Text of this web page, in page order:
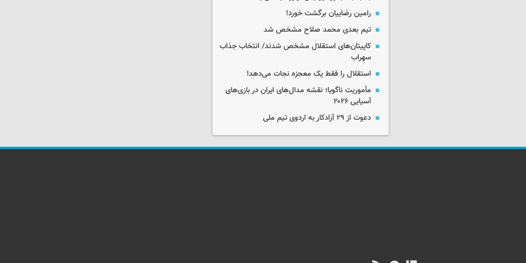
رامین رضاییان برگشت خورد!
تیم بعدی محمد صلاح مشخص شد
کاپیتان‌های استقلال مشخص شدند/ انتخاب جذاب
سهراب
استقلال را فقط یک معجزه نجات می‌دهد!
مأموریت ناگویا؛ نقشه مدال‌های ایران در بازی‌های
آسیایی ۲۰۲۶
دعوت از ۲۹ آزادکار به اردوی تیم ملی